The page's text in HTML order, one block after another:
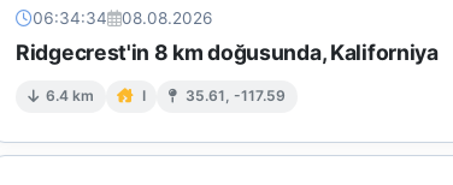
06:34:34 08.08.2026
Ridgecrest'in 8 km doğusunda, Kaliforniya
6.4 km I 35.61, -117.59